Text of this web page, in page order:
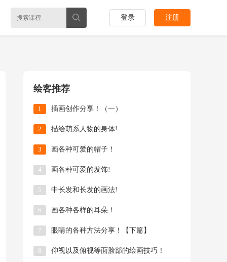
登录 注册
绘客推荐
1 插画创作分享！（一）
2 描绘萌系人物的身体!
3 画各种可爱的帽子！
4 画各种可爱的发饰!
5 中长发和长发的画法!
6 画各种各样的耳朵！
7 眼睛的各种方法分享！【下篇】
8 仰视以及俯视等面脸部的绘画技巧！